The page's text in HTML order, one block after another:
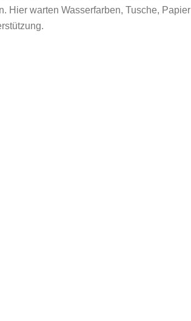
Hier warten Wasserfarben, Tusche, Papier